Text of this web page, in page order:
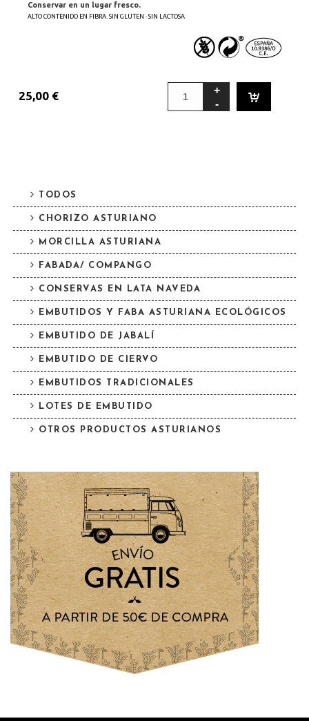
Conservar en un lugar fresco.
ALTO CONTENIDO EN FIBRA. SIN GLUTEN · SIN LACTOSA
25,00 €
TODOS
CHORIZO ASTURIANO
MORCILLA ASTURIANA
FABADA/ COMPANGO
CONSERVAS EN LATA NAVEDA
EMBUTIDOS Y FABA ASTURIANA ECOLÓGICOS
EMBUTIDO DE JABALÍ
EMBUTIDO DE CIERVO
EMBUTIDOS TRADICIONALES
LOTES DE EMBUTIDO
OTROS PRODUCTOS ASTURIANOS